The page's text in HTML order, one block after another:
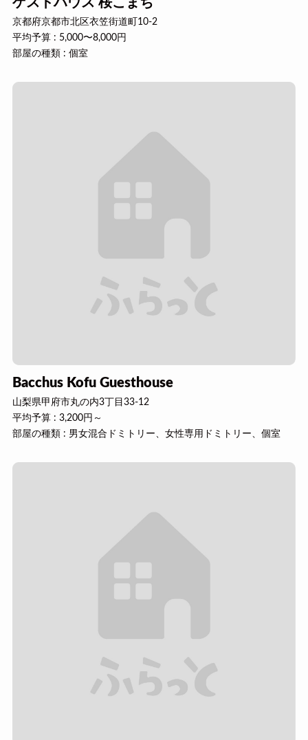
京都府京都市北区衣笠街道町10-2
平均予算 : 5,000〜8,000円
部屋の種類 : 個室
Bacchus Kofu Guesthouse
山梨県甲府市丸の内3丁目33-12
平均予算 : 3,200円～
部屋の種類 : 男女混合ドミトリー、女性専用ドミトリー、個室